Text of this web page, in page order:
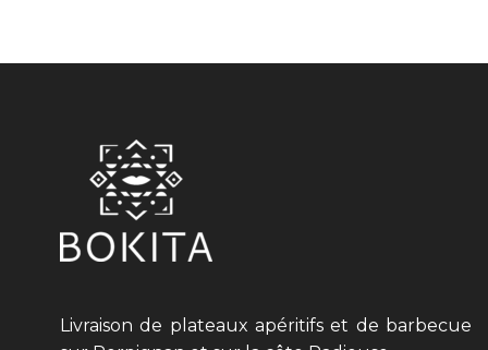
Livraison de plateaux apéritifs et de barbecue